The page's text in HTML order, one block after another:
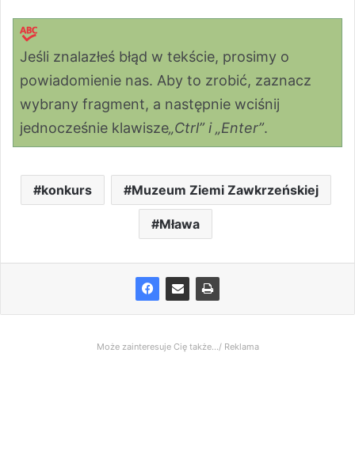
Jeśli znalazłeś błąd w tekście, prosimy o
powiadomienie nas. Aby to zrobić, zaznacz
wybrany fragment, a następnie wciśnij
jednocześnie klawisze„Ctrl” i „Enter”.
konkurs Muzeum Ziemi Zawkrzeńskiej
Mława
Może zainteresuje Cię także.../ Reklama